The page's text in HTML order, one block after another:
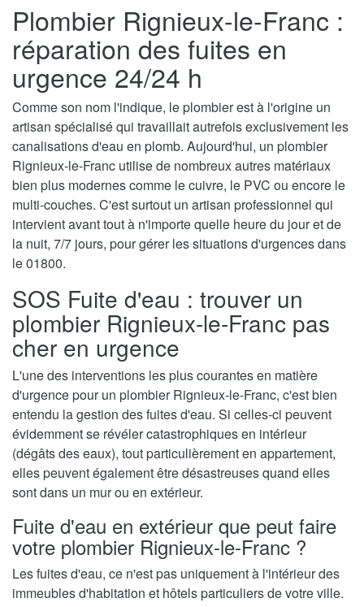
Plombier Rignieux-le-Franc :
réparation des fuites en
urgence 24/24 h
Comme son nom l'indique, le plombier est à l'origine un
artisan spécialisé qui travaillait autrefois exclusivement les
canalisations d'eau en plomb. Aujourd'hui, un plombier
Rignieux-le-Franc utilise de nombreux autres matériaux
bien plus modernes comme le cuivre, le PVC ou encore le
multi-couches. C'est surtout un artisan professionnel qui
intervient avant tout à n'importe quelle heure du jour et de
la nuit, 7/7 jours, pour gérer les situations d'urgences dans
le 01800.
SOS Fuite d'eau : trouver un
plombier Rignieux-le-Franc pas
cher en urgence
L'une des interventions les plus courantes en matière
d'urgence pour un plombier Rignieux-le-Franc, c'est bien
entendu la gestion des fuites d'eau. Si celles-ci peuvent
évidemment se révéler catastrophiques en intérieur
(dégâts des eaux), tout particulièrement en appartement,
elles peuvent également être désastreuses quand elles
sont dans un mur ou en extérieur.
Fuite d'eau en extérieur que peut faire
votre plombier Rignieux-le-Franc ?
Les fuites d'eau, ce n'est pas uniquement à l'intérieur des
immeubles d'habitation et hôtels particuliers de votre ville.